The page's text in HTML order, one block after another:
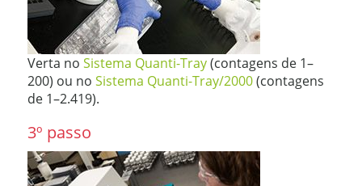
Verta no Sistema Quanti-Tray(contagens de 1–
200) ou no Sistema Quanti-Tray/2000(contagens
de 1–2.419).
3º passo